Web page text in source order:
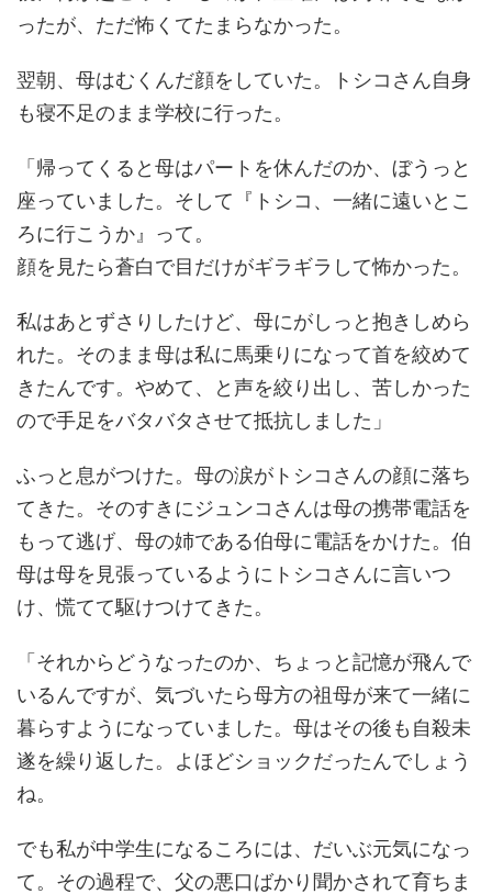
ったが、ただ怖くてたまらなかった。
翌朝、母はむくんだ顔をしていた。トシコさん自身
も寝不足のまま学校に行った。
「帰ってくると母はパートを休んだのか、ぼうっと
座っていました。そして『トシコ、一緒に遠いとこ
ろに行こうか』って。
顔を見たら蒼白で目だけがギラギラして怖かった。
私はあとずさりしたけど、母にがしっと抱きしめら
れた。そのまま母は私に馬乗りになって首を絞めて
きたんです。やめて、と声を絞り出し、苦しかった
ので手足をバタバタさせて抵抗しました」
ふっと息がつけた。母の涙がトシコさんの顔に落ち
てきた。そのすきにジュンコさんは母の携帯電話を
もって逃げ、母の姉である伯母に電話をかけた。伯
母は母を見張っているようにトシコさんに言いつ
け、慌てて駆けつけてきた。
「それからどうなったのか、ちょっと記憶が飛んで
いるんですが、気づいたら母方の祖母が来て一緒に
暮らすようになっていました。母はその後も自殺未
遂を繰り返した。よほどショックだったんでしょう
ね。
でも私が中学生になるころには、だいぶ元気になっ
て。その過程で、父の悪口ばかり聞かされて育ちま